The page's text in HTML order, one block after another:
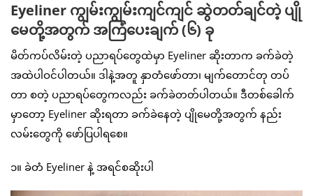
Eyeliner ကျွမ်းကျွမ်းကျင်ကျင် ဆွဲတတ်ချင်တဲ့ ပျို
မေတို့အတွက် အကြံပေးချက် (၆) ခု
မိတ်ကပ်လိမ်းတဲ့ ပညာရပ်တွေထဲမှာ Eyeliner ဆိုးတာက ခက်ခဲတဲ့
အထဲပါဝင်ပါတယ်။ ဒါနဲ့အတူ နှာတံဖော်တာ၊ မျက်တောင်တု တပ်
တာ စတဲ့ ပညာရပ်တွေကလည်း ခက်ခဲတတ်ပါတယ်။ ဒီတစ်ခေါက်
မှာတော့ Eyeliner ဆိုးရတာ ခက်ခဲနေတဲ့ ပျိုမေတို့အတွက် နည်း
လမ်းတွေကို ဖော်ပြပါရစေ။
၁။ ခဲတံ Eyeliner နဲ့ အရင်စဆိုးပါ